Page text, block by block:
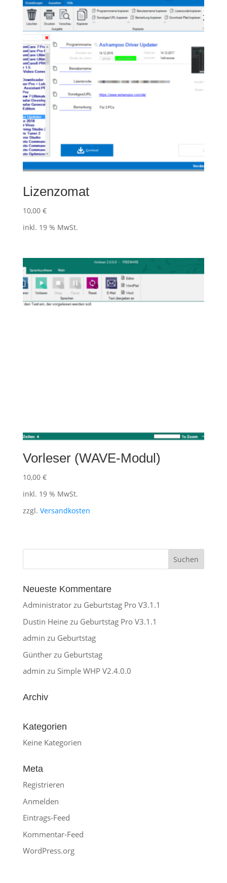
Lizenzomat
10,00 €
inkl. 19 % MwSt.
Vorleser (WAVE-Modul)
10,00 €
inkl. 19 % MwSt.
zzgl. Versandkosten
Neueste Kommentare
Administratorzu Geburtstag Pro V3.1.1
Dustin Heinezu Geburtstag Pro V3.1.1
admin zu Geburtstag
Güntherzu Geburtstag
admin zu Simple WHP V2.4.0.0
Archiv
Kategorien
Keine Kategorien
Meta
Registrieren
Anmelden
Eintrags-Feed
Kommentar-Feed
WordPress.org